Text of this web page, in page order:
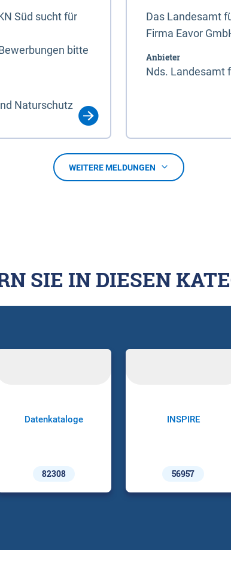
Süd sucht für
bitte
Naturschutz
Das Landesamt
Firma Eavor
Anbieter
Nds. Landesamt
WEITERE MELDUNGEN
SIE IN DIESEN
Datenkataloge
82308
INSPIRE
56957